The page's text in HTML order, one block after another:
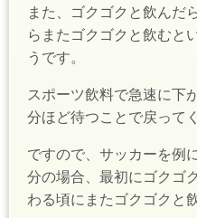
また、ゴクゴクと飲んだ
らまたゴクゴクと飲むと
うです。
スポーツ飲料で急速に下
分ほど待つことで戻って
ですので、サッカーを例
分の場合、最初にゴクゴ
わる頃にまたゴクゴクと